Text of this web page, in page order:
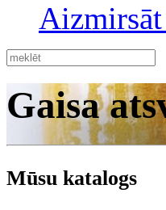
Gaisa
Mūsu katalogs